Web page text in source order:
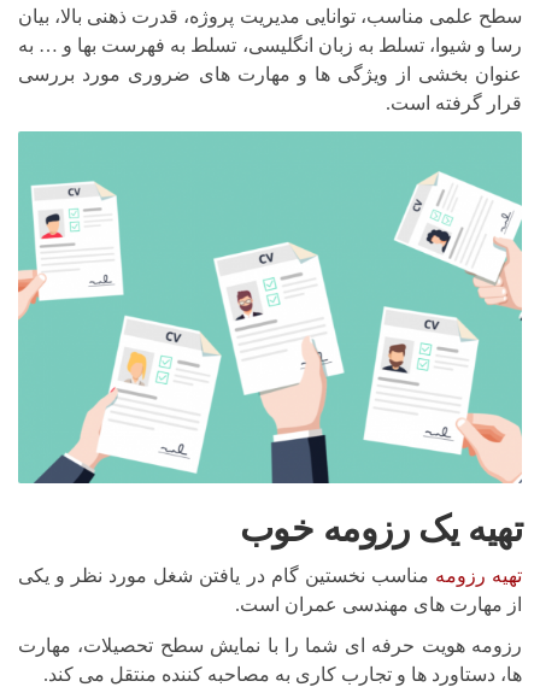
سطح علمی مناسب، توانایی مدیریت پروژه، قدرت ذهنی بالا، بیان
رسا و شیوا، تسلط به زبان انگلیسی، تسلط به فهرست بها و … به
عنوان بخشی از ویژگی ها و مهارت های ضروری مورد بررسی
قرار گرفته است.
تهیه یک رزومه خوب
تهیه رزومه مناسب نخستین گام در یافتن شغل مورد نظر و یکی
از مهارت های مهندسی عمران است.
رزومه هویت حرفه ای شما را با نمایش سطح تحصیلات، مهارت
ها، دستاورد ها و تجارب کاری به مصاحبه کننده منتقل می کند.